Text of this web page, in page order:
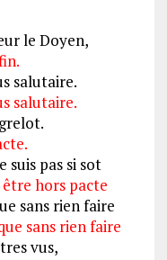
le Doyen,
salutaire.
salutaire.
suis pas si sot
hors pacte
sans rien faire
sans rien faire
vus,